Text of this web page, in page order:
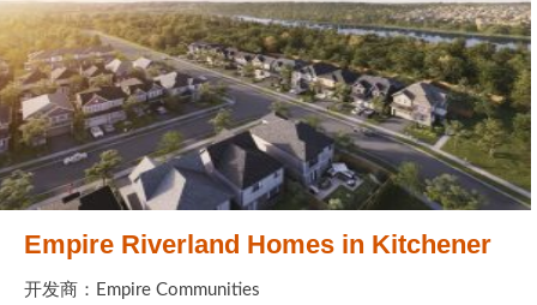
Empire Riverland Homes in Kitchener
开发商：Empire Communities